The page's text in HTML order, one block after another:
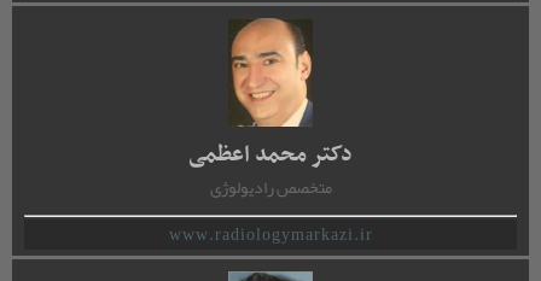
دکتر محمد اعظمی
متخصص رادیولوژِی
www.radiologymarkazi.ir